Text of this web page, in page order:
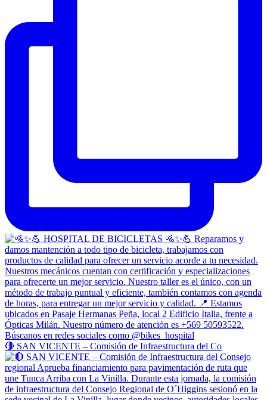
🔴 SAN VICENTE – Comisión de Infraestructura del Co